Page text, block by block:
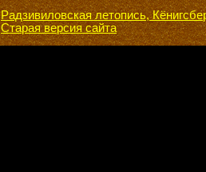
Радзивиловская летопись,
Старая версия сайта